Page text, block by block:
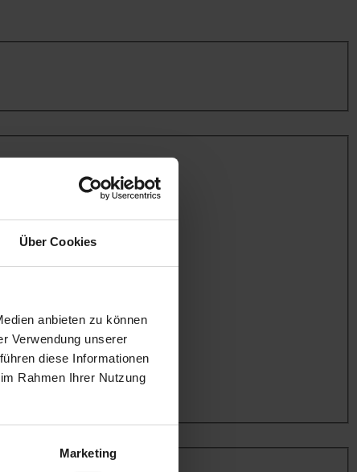
Über Cookies
anbieten zu können
Verwendung unserer
diese Informationen
Rahmen Ihrer Nutzung
Marketing